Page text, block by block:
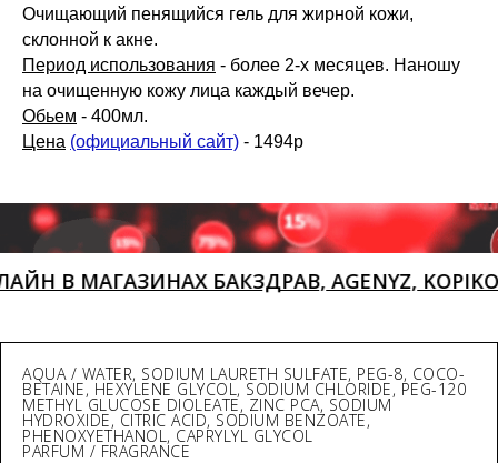
Очищающий пенящийся гель для жирной кожи,
склонной к акне.
Период использования - более 2-х месяцев. Наношу
на очищенную кожу лица каждый вечер.
Обьем - 400мл.
Цена (официальный сайт) - 1494р
БАКЗДРАВ, AGENYZ, KOPIKOT,
AQUA / WATER, SODIUM LAURETH SULFATE, PEG-8, COCO-
BETAINE, HEXYLENE GLYCOL, SODIUM CHLORIDE, PEG-120
METHYL GLUCOSE DIOLEATE, ZINC PCA, SODIUM
HYDROXIDE, CITRIC ACID, SODIUM BENZOATE,
PHENOXYETHANOL, CAPRYLYL GLYCOL
PARFUM / FRAGRANCE